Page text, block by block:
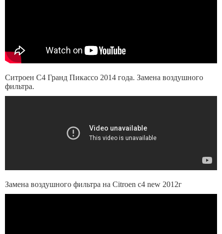
Ситроен С4 Гранд Пикассо 2014 года. Замена воздушного
фильтра.
Замена воздушного фильтра на Citroen c4 new 2012г